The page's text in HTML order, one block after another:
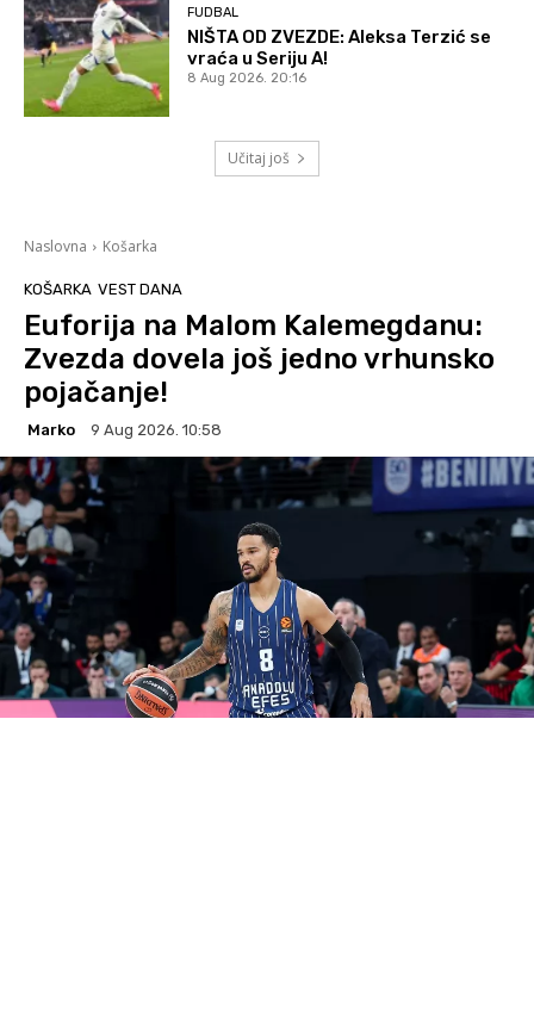
FUDBAL
NIŠTA OD ZVEZDE: Aleksa Terzić se
vraća u Seriju A!
8 Aug 2026. 20:16
Učitaj još